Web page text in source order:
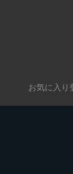
お気に入り